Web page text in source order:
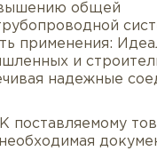
общей
применения:
и
надежные
поставляемому